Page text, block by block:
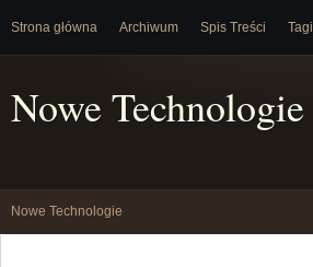
Strona główna Archiwum Spis Treści Tagi
Nowe Technologie
Nowe Technologie